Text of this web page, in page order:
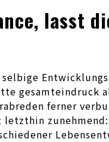
lasst
gesamteindruck
ferner
zunehmend: